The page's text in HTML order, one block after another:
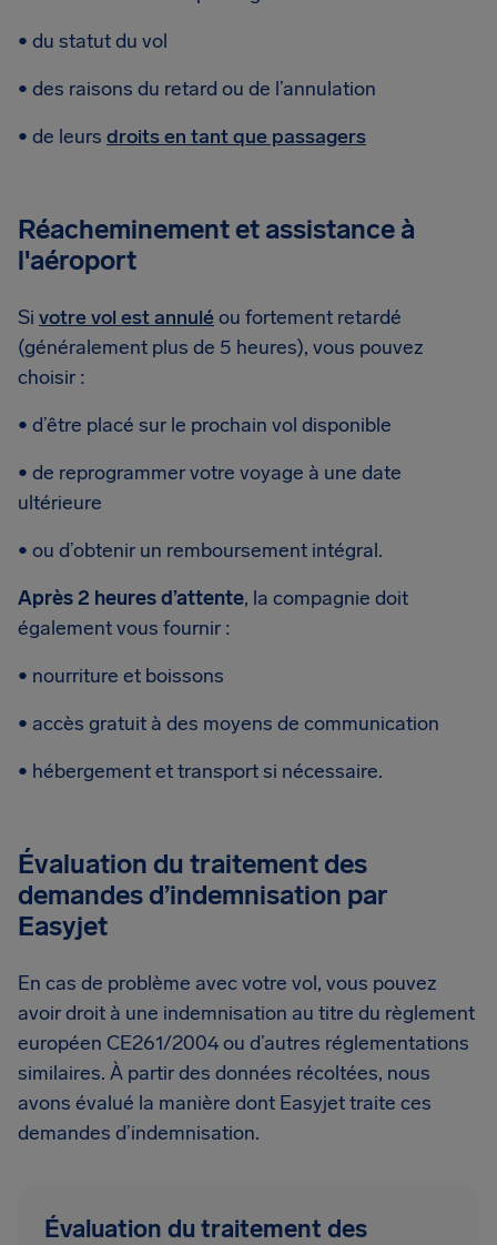
• du statut du vol
• des raisons du retard ou de l’annulation
• de leurs droits en tant que passagers
Réacheminement et assistance à
l'aéroport
Si votre vol est annuléou fortement retardé
(généralement plus de 5 heures), vous pouvez
choisir :
• d’être placé sur le prochain vol disponible
• de reprogrammer votre voyage à une date
ultérieure
• ou d’obtenir un remboursement intégral.
Après 2 heures d’attente, la compagnie doit
également vous fournir :
• nourriture et boissons
• accès gratuit à des moyens de communication
• hébergement et transport si nécessaire.
Évaluation du traitement des
demandes d’indemnisation par
Easyjet
En cas de problème avec votre vol, vous pouvez
avoir droit à une indemnisation au titre du règlement
européen CE261/2004 ou d’autres réglementations
similaires. À partir des données récoltées, nous
avons évalué la manière dont Easyjet traite ces
demandes d’indemnisation.
Évaluation du traitement des